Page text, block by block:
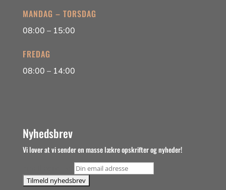
MANDAG – TORSDAG
08:00 – 15:00
FREDAG
08:00 – 14:00
Nyhedsbrev
Vi lover at vi sender en masse lækre opskrifter og nyheder!